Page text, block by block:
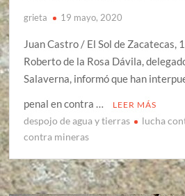
grieta 19 mayo, 2020
Juan Castro / El Sol de Zacatecas,
Roberto de la Rosa Dávila,
Salaverna, informó que han
penal en contra …
LEER MÁS
despojo de agua y tierras lucha
contra mineras